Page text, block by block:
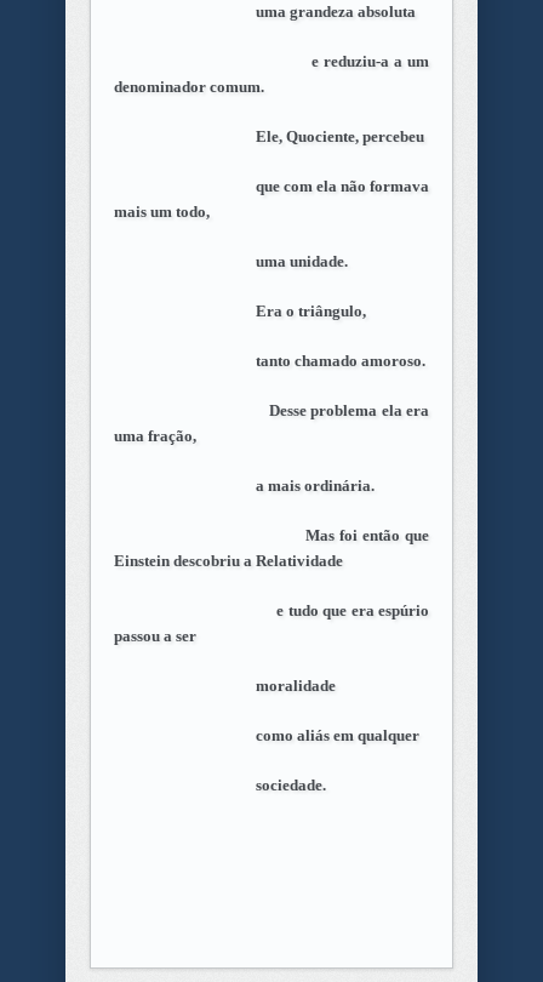
uma grandeza absoluta
e reduziu-a a um
denominador comum.
Ele, Quociente, percebeu
que com ela não formava
mais um todo,
uma unidade.
Era o triângulo,
tanto chamado amoroso.
Desse problema ela era
uma fração,
a mais ordinária.
Mas foi então que
Einstein descobriu a Relatividade
e tudo que era espúrio
passou a ser
moralidade
como aliás em qualquer
sociedade.